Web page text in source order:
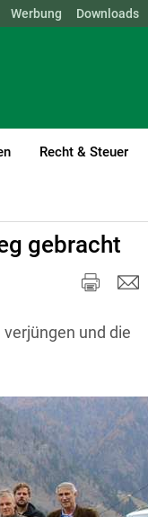
VBG WIEN
Werbung Downloads
Recht & Steuer
gebracht
und die